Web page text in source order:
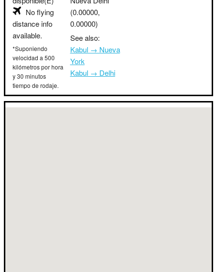
No flying
distance info
available.
*Suponiendo
velocidad a 500
kilómetros por hora
y 30 minutos
tiempo de rodaje.
(0.00000,
0.00000)
See also:
Kabul → Nueva
York
Kabul → Delhi